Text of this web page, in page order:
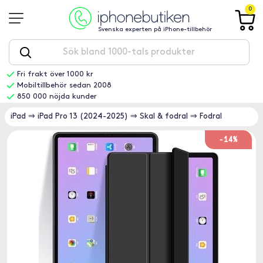
Svenska experten på iPhone-tillbehör
0
Fri frakt över 1000 kr
Mobiltillbehör sedan 2008
850 000 nöjda kunder
iPad ⇒ iPad Pro 13 (2024-2025) ⇒ Skal & fodral ⇒ Fodral
-14%